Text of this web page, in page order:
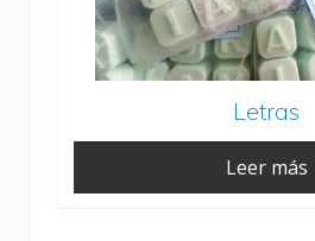
Letras
Leer más